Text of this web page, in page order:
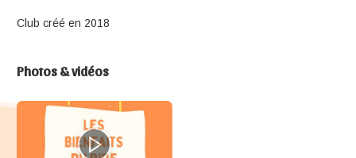
Club créé en 2018
Photos & vidéos